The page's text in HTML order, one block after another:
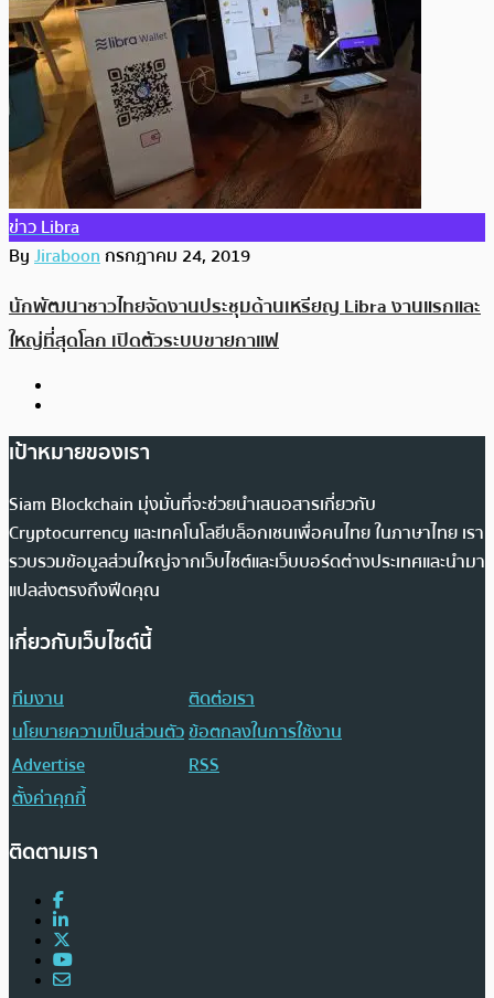
ข่าว Libra
ByJiraboonกรกฎาคม 24, 2019
นักพัฒนาชาวไทยจัดงานประชุมด้านเหรียญ Libra งานแรกและ
ใหญ่ที่สุดโลก เปิดตัวระบบขายกาแฟ
เป้าหมายของเรา
Siam Blockchain มุ่งมั่นที่จะช่วยนำเสนอสารเกี่ยวกับ
Cryptocurrency และเทคโนโลยีบล็อกเชนเพื่อคนไทย ในภาษาไทย เรา
รวบรวมข้อมูลส่วนใหญ่จากเว็บไซต์และเว็บบอร์ดต่างประเทศและนำมา
แปลส่งตรงถึงฟีดคุณ
เกี่ยวกับเว็บไซต์นี้
ทีมงาน
ติดต่อเรา
นโยบายความเป็นส่วนตัวข้อตกลงในการใช้งาน
Advertise
RSS
ตั้งค่าคุกกี้
ติดตามเรา